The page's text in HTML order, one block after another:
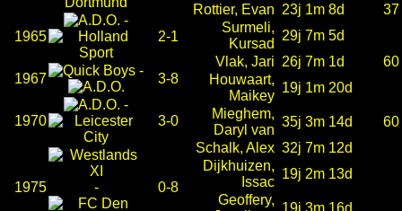
1965
-
2-1
1967
-
3-8
1970
-
3-0
1975 - 0-8
Rottier, Evan 23j 1m 8d
37
Surmeli,
Kursad
29j 7m 5d
Vlak, Jari 26j 7m 1d
60
Houwaart,
Maikey
19j 1m 20d
Mieghem,
Daryl van
35j 3m 14d
60
Schalk, Alex 32j 7m 12d
Dijkhuizen,
Issac
19j 2m 13d
Geoffery,
19j 3m 16d